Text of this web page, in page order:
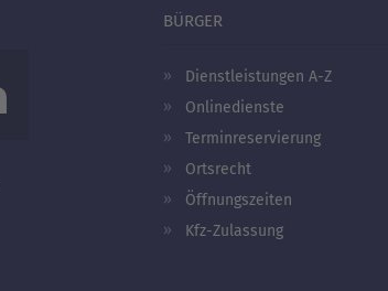
BÜRGER
Dienstleistungen A-Z
Onlinedienste
Terminreservierung
Ortsrecht
Öffnungszeiten
Kfz-Zulassung